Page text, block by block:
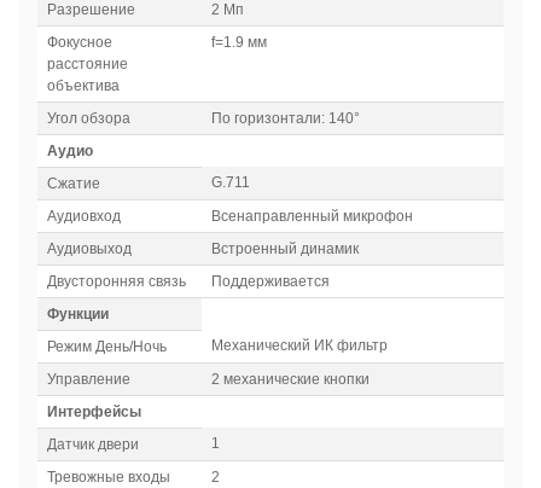
Разрешение
2 Mп
Фокусное
расстояние
объектива
f=1.9 мм
Угол обзора
По горизонтали: 140°
Аудио
Сжатие
G.711
Аудиовход
Всенаправленный микрофон
Аудиовыход
Встроенный динамик
Двусторонняя связь
Поддерживается
Функции
Режим День/Ночь
Механический ИК фильтр
Управление
2 механические кнопки
Интерфейсы
Датчик двери
1
Тревожные входы
2